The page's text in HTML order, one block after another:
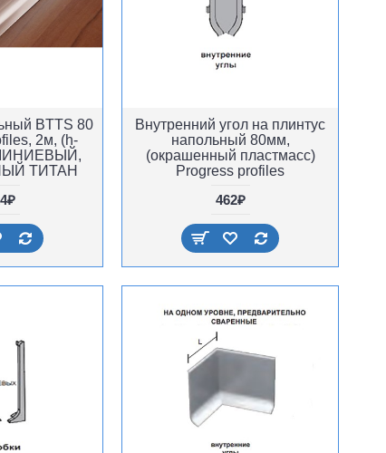
BTTS 80
2м, (h-
ТИТАН
Внутренний угол на плинтус
напольный 80мм,
(окрашенный пластмасс)
Progress profiles
462₽